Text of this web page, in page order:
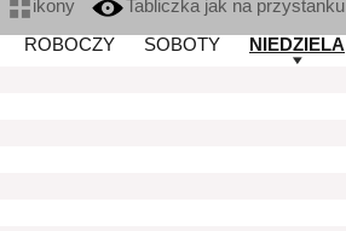
ikony
Tabliczka jak na przystanku
ROBOCZY
SOBOTY
NIEDZIELA